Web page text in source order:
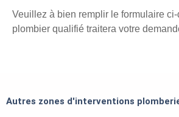
Veuillez à bien remplir le formulaire
plombier qualifié traitera votre
Autres zones d'interventions